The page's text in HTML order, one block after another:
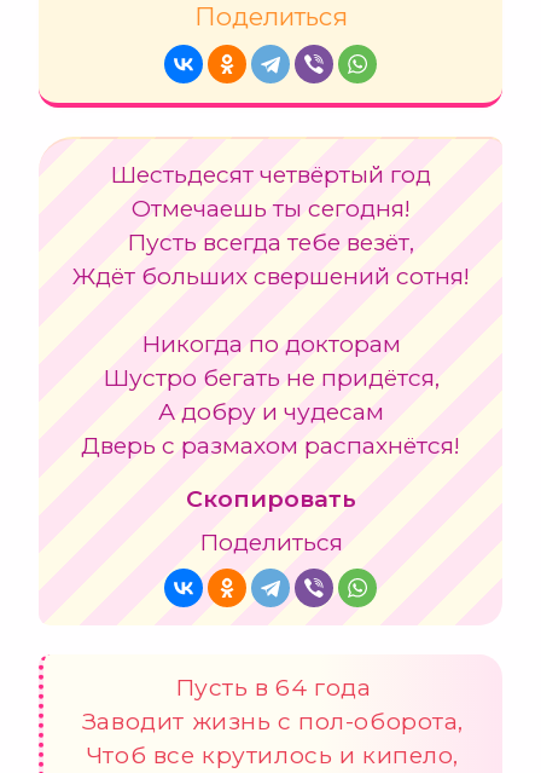
Поделиться
Шестьдесят четвёртый год
Отмечаешь ты сегодня!
Пусть всегда тебе везёт,
Ждёт больших свершений сотня!
Никогда по докторам
Шустро бегать не придётся,
А добру и чудесам
Дверь с размахом распахнётся!
Скопировать
Поделиться
Пусть в 64 года
Заводит жизнь с пол-оборота,
Чтоб все крутилось и кипело,